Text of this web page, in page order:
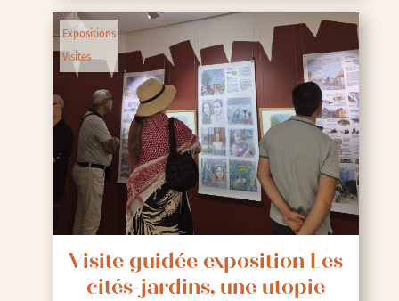
Expositions
Visites
Visite guidée exposition Les
cités-jardins, une utopie